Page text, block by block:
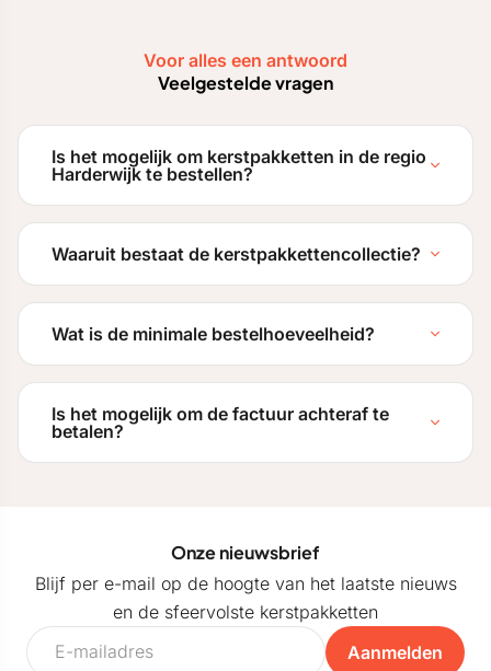
Voor alles een antwoord
Veelgestelde vragen
Is het mogelijk om kerstpakketten in de regio
Harderwijk te bestellen?
Waaruit bestaat de kerstpakkettencollectie?
Wat is de minimale bestelhoeveelheid?
Is het mogelijk om de factuur achteraf te
betalen?
Onze nieuwsbrief
Blijf per e-mail op de hoogte van het laatste nieuws
en de sfeervolste kerstpakketten
Aanmelden